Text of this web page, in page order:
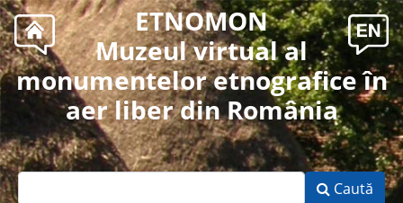
ETNOMON
Muzeul virtual al
monumentelor etnografice în
aer liber din România
Caută